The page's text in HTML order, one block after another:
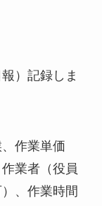
）記録しま
作業単価
業者（役員
、作業時間